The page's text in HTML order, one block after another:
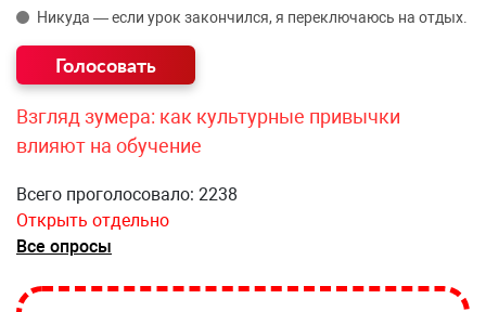
Никуда — если урок закончился, я переключаюсь на отдых.
Взгляд зумера: как культурные привычки
влияют на обучение
Всего проголосовало: 2238
Открыть отдельно
Все опросы